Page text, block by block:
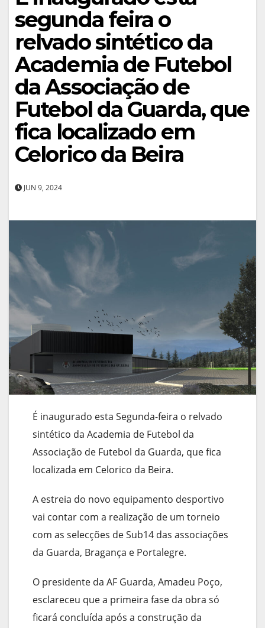
segunda feira o
relvado sintético da
Academia de Futebol
da Associação de
Futebol da Guarda, que
fica localizado em
Celorico da Beira
JUN 9, 2024
É inaugurado esta Segunda-feira o relvado
sintético da Academia de Futebol da
Associação de Futebol da Guarda, que fica
localizada em Celorico da Beira.
A estreia do novo equipamento desportivo
vai contar com a realização de um torneio
com as selecções de Sub14 das associações
da Guarda, Bragança e Portalegre.
O presidente da AF Guarda, Amadeu Poço,
esclareceu que a primeira fase da obra só
ficará concluída após a construção da